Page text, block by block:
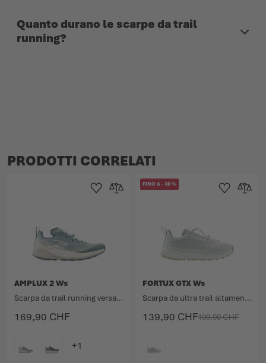
Quanto durano le scarpe da trail
running?
PRODOTTI CORRELATI
169,90 CHF
AMPLUX 2 Ws
Scarpa da trail running versatile con numerose caratteristiche.
Aggiungi alla Lista dei Desideri
Aggiungi al confronto
FINO A-30%
139,90 CHF199,90 CHF
FORTUX GTX Ws
Scarpa da ultra trail altamente performante con membrana GORE-TEX.
Aggiungi alla